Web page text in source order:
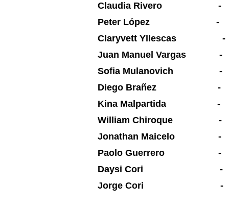
Claudia Rivero -
Peter López - Tae
Claryvett Yllescas -
Juan Manuel Vargas -
Sofia Mulanovich -
Diego Brañez -
Kina Malpartida -
William Chiroque -
Jonathan Maicelo -
Paolo Guerrero -
Daysi Cori -
Jorge Cori -